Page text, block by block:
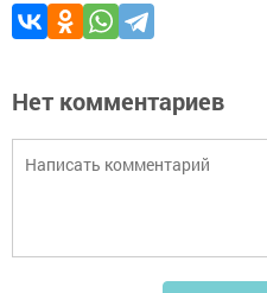
Нет комментариев